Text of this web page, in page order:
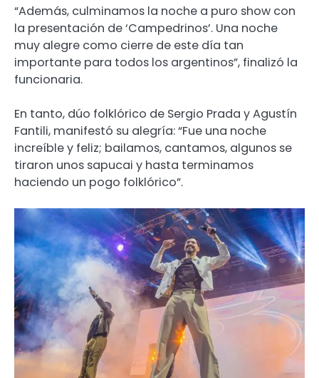
“Además, culminamos la noche a puro show con
la presentación de ‘Campedrinos’. Una noche
muy alegre como cierre de este día tan
importante para todos los argentinos”, finalizó la
funcionaria.
En tanto, dúo folklórico de Sergio Prada y Agustín
Fantili, manifestó su alegría: “Fue una noche
increíble y feliz; bailamos, cantamos, algunos se
tiraron unos sapucai y hasta terminamos
haciendo un pogo folklórico”.